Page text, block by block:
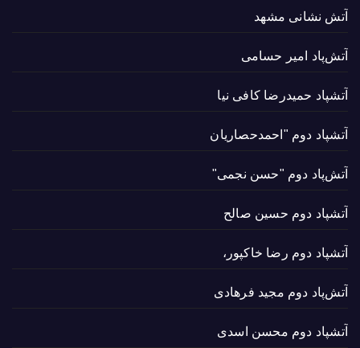
آتش نشانی مشهد
آتش‌پاد امیر حسامی
آتشپاد حميدرضا کافی نیا
آتشپاد دوم "احمدحصاریان
آتش‌پاد دوم "حسن نجمی"
آتشپاد دوم حسین صالح
آتشپاد دوم رضا خاکپور،
آتش‌پاد دوم مجید فرهادی
آتشپاد دوم محسن اسدی